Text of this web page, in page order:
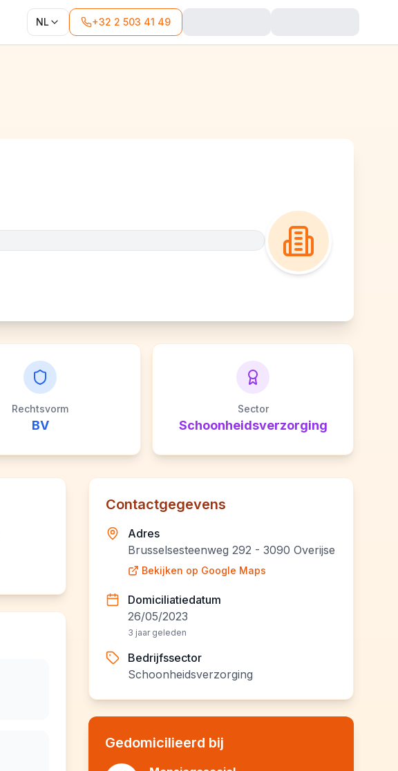
NL +32 2 503 41 49
Rechtsvorm
BV
Sector
Schoonheidsverzorging
Contactgegevens
Adres
Brusselsesteenweg 292 - 3090 Overijse
Bekijken op Google Maps
Domiciliatiedatum
26/05/2023
3 jaar geleden
Bedrijfssector
Schoonheidsverzorging
Gedomicilieerd bij